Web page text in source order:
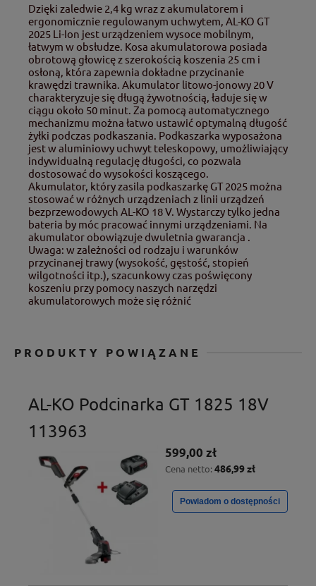
Dzięki zaledwie 2,4 kg wraz z akumulatorem i
ergonomicznie regulowanym uchwytem, AL-KO GT
2025 Li-Ion jest urządzeniem wysoce mobilnym,
łatwym w obsłudze. Kosa akumulatorowa posiada
obrotową głowicę z szerokością koszenia 25 cm i
osłoną, która zapewnia dokładne przycinanie
krawędzi trawnika. Akumulator litowo-jonowy 20 V
charakteryzuje się długą żywotnością, ładuje się w
ciągu około 50 minut. Za pomocą automatycznego
mechanizmu można łatwo ustawić optymalną długość
żyłki podczas podkaszania. Podkaszarka wyposażona
jest w aluminiowy uchwyt teleskopowy, umożliwiający
indywidualną regulację długości, co pozwala
dostosować do wysokości koszącego.
Akumulator, który zasila podkaszarkę GT 2025 można
stosować w różnych urządzeniach z linii urządzeń
bezprzewodowych AL-KO 18 V. Wystarczy tylko jedna
bateria by móc pracować innymi urządzeniami. Na
akumulator obowiązuje dwuletnia gwarancja .
Uwaga: w zależności od rodzaju i warunków
przycinanej trawy (wysokość, gęstość, stopień
wilgotności itp.), szacunkowy czas poświęcony
koszeniu przy pomocy naszych narzędzi
akumulatorowych może się różnić
PRODUKTY POWIĄZANE
AL-KO Podcinarka GT 1825 18V
113963
599,00 zł
Cena netto: 486,99 zł
Powiadom o dostępności